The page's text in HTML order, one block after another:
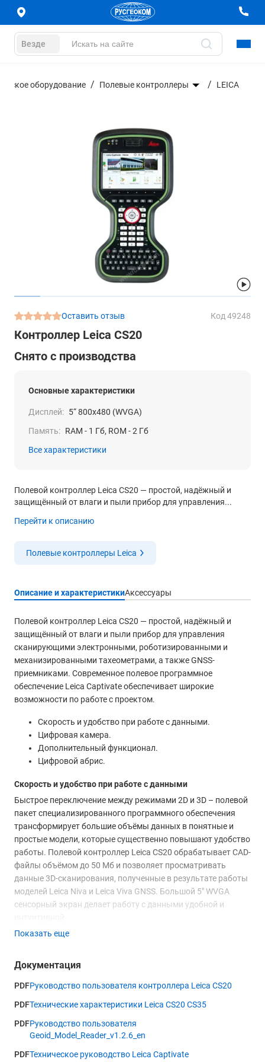
Везде
оборудование Полевые контроллеры LEICA
Оставить отзыв Код 49248
Контроллер Leica CS20
Снято с производства
Основные характеристики
Дисплей: 5“ 800х480 (WVGA)
Память: RAM - 1 Гб, ROM - 2 Гб
Все характеристики
Полевой контроллер Leica CS20 — простой, надёжный и
защищённый от влаги и пыли прибор для управления...
Перейти к описанию
Полевые контроллеры Leica
Описание и характеристикиАксессуары
Полевой контроллер Leica CS20 — простой, надёжный и
защищённый от влаги и пыли прибор для управления
сканирующими электронными, роботизированными и
механизированными тахеометрами, а также GNSS-
приемниками. Современное полевое программное
обеспечение Leica Captivate обеспечивает широкие
возможности по работе с проектом.
Скорость и удобство при работе с данными.
Цифровая камера.
Дополнительный функционал.
Цифровой абрис.
Скорость и удобство при работе с данными
Быстрое переключение между режимами 2D и 3D – полевой
пакет специализированного программного обеспечения
трансформирует большие объёмы данных в понятные и
простые модели, которые существенно повышают удобство
работы. Полевой контроллер Leica CS20 обрабатывает CAD-
файлы объёмом до 50 Мб и позволяет просматривать
данные 3D-сканирования, полученные в результате работы
моделей Leica Niva и Leica Viva GNSS. Большой 5" WVGA
сенсорный экран делает работу с данными удобной и
Цифровая камера
Leica CS20 оснащён встроенной цифровой камерой с
разрешением в 5 мегапикселей. Автофокус и захват
возможность дополнения графическими комментариями,
значительно упрощают ведение документации при
выполнении работ.
Дополнительный функционал
Показать еще
Документация
PDFРуководство пользователя контроллера Leica CS20
PDFТехнические характеристики Leica CS20 CS35
PDFРуководство пользователя
Geoid_Model_Reader_v1.2.6_en
PDFТехническое руководство Leica Captivate